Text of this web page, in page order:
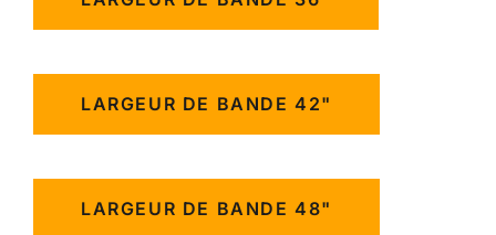
LARGEUR DE BANDE 42"
LARGEUR DE BANDE 48"